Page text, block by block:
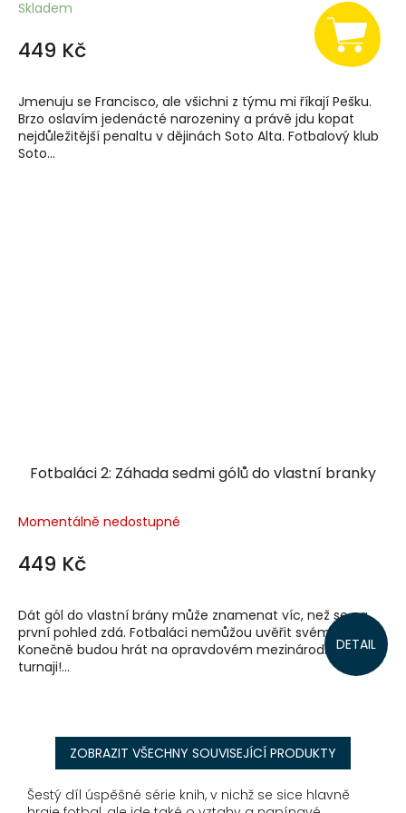
Skladem
449 Kč
Jmenuju se Francisco, ale všichni z týmu mi říkají Pešku.
Brzo oslavím jedenácté narozeniny a právě jdu kopat
nejdůležitější penaltu v dějinách Soto Alta. Fotbalový klub
Soto...
Fotbaláci 2: Záhada sedmi gólů do vlastní branky
Momentálně nedostupné
449 Kč
DETAIL
Dát gól do vlastní brány může znamenat víc, než se na
první pohled zdá. Fotbaláci nemůžou uvěřit svému štěstí.
Konečně budou hrát na opravdovém mezinárodním
turnaji!...
ZOBRAZIT VŠECHNY SOUVISEJÍCÍ PRODUKTY
Šestý díl úspěšné série knih, v nichž se sice hlavně